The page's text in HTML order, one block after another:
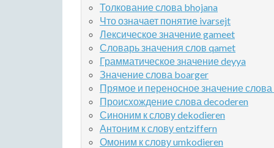
Толкование слова bhojana
Что означает понятие ivarsejt
Лексическое значение gameet
Словарь значения слов qamet
Грамматическое значение deyya
Значение слова boarger
Прямое и переносное значение
Происхождение слова decoderen
Синоним к слову dekodieren
Антоним к слову entziffern
Омоним к слову umkodieren